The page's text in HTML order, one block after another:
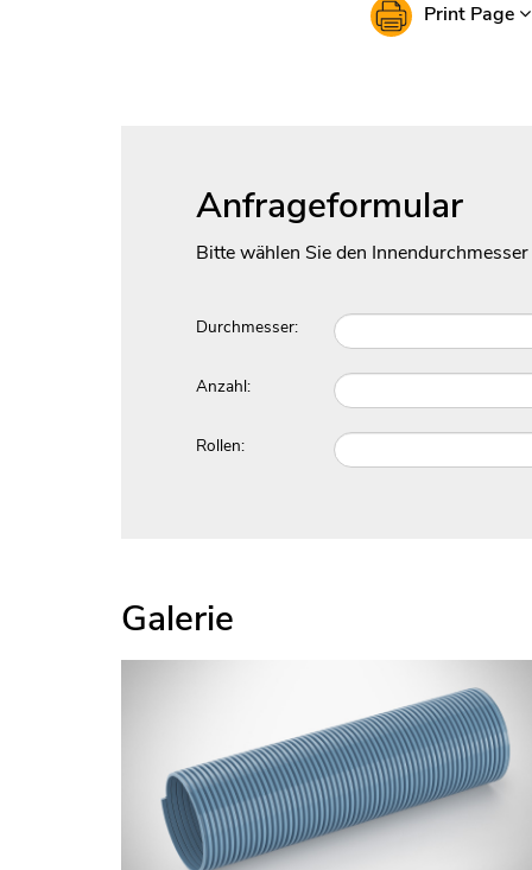
Print Page
Anfrageformular
Bitte wählen Sie den
Durchmesser:
Anzahl:
Rollen:
Galerie